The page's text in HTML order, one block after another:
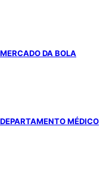
MERCADO DA BOLA
DEPARTAMENTO MÉDICO